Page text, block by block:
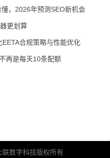
，2026年预测SEO新机会
更划算
合规策略与性能优化
再是每天10条配额
数字科技版权所有